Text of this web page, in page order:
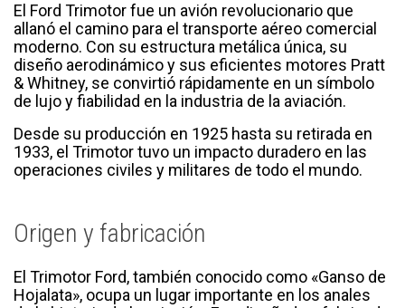
El Ford Trimotor fue un avión revolucionario que
allanó el camino para el transporte aéreo comercial
moderno. Con su estructura metálica única, su
diseño aerodinámico y sus eficientes motores Pratt
& Whitney, se convirtió rápidamente en un símbolo
de lujo y fiabilidad en la industria de la aviación.
Desde su producción en 1925 hasta su retirada en
1933, el Trimotor tuvo un impacto duradero en las
operaciones civiles y militares de todo el mundo.
Origen y fabricación
El Trimotor Ford, también conocido como «Ganso de
Hojalata», ocupa un lugar importante en los anales